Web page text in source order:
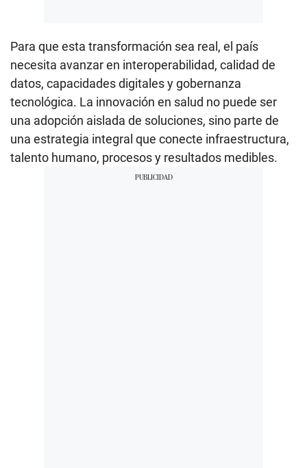
Para que esta transformación sea real, el país
necesita avanzar en interoperabilidad, calidad de
datos, capacidades digitales y gobernanza
tecnológica. La innovación en salud no puede ser
una adopción aislada de soluciones, sino parte de
una estrategia integral que conecte infraestructura,
talento humano, procesos y resultados medibles.